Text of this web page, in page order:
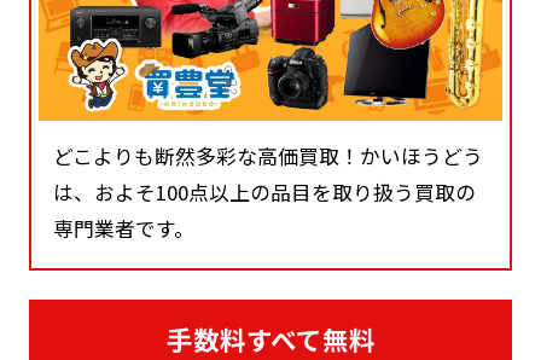
どこよりも断然多彩な高価買取！かいほうどう
は、およそ100点以上の品目を取り扱う買取の
専門業者です。
手数料すべて無料